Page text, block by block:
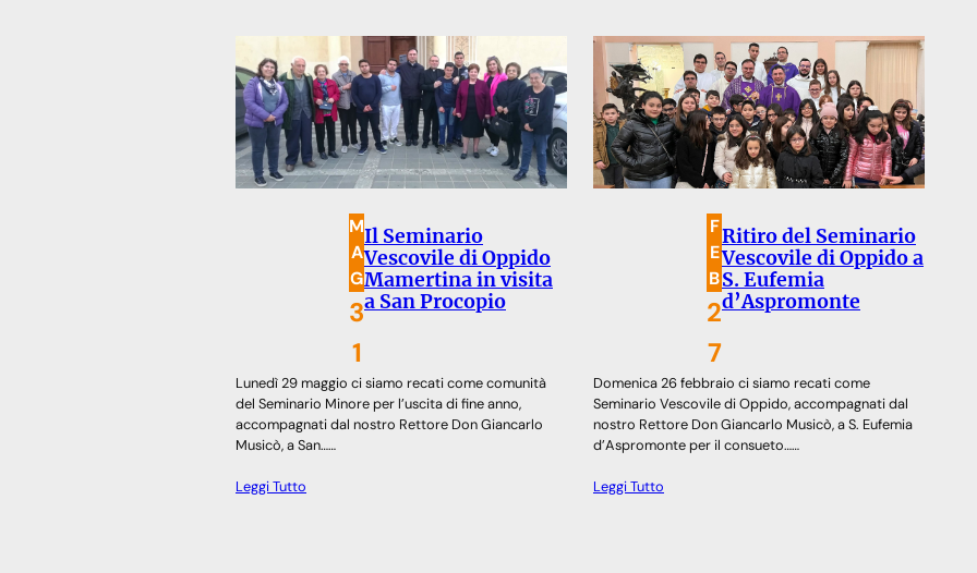
M
A
G
3
1
Il Seminario
Vescovile di Oppido
Mamertina in visita
a San Procopio
Lunedì 29 maggio ci siamo recati come comunità
del Seminario Minore per l’uscita di fine anno,
accompagnati dal nostro Rettore Don Giancarlo
Musicò, a San……
Leggi Tutto
F
E
B
2
7
Ritiro del Seminario
Vescovile di Oppido a
S. Eufemia
d’Aspromonte
Domenica 26 febbraio ci siamo recati come
Seminario Vescovile di Oppido, accompagnati dal
nostro Rettore Don Giancarlo Musicò, a S. Eufemia
d’Aspromonte per il consueto……
Leggi Tutto